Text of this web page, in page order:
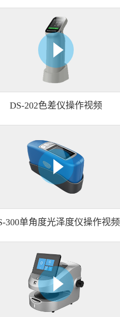
DS-202色差仪操作视频
300单角度光泽度仪操作视频